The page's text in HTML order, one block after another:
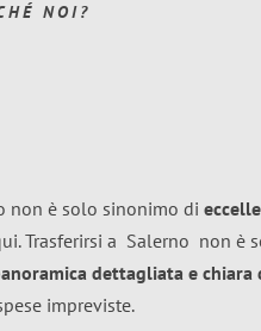
NOI?
non è solo sinonimo di
Trasferirsi a Salerno non è
dettagliata e chiara
impreviste.